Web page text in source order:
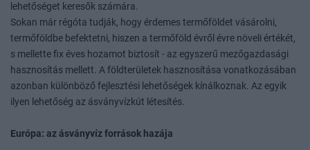
lehetőséget keresők számára.
Sokan már régóta tudják, hogy érdemes termőföldet vásárolni,
termőföldbe befektetni, hiszen a termőföld évről évre növeli értékét,
s mellette fix éves hozamot biztosít - az egyszerű mezőgazdasági
hasznosítás mellett. A földterületek hasznosítása vonatkozásában
azonban különböző fejlesztési lehetőségek kínálkoznak. Az egyik
ilyen lehetőség az ásványvízkút létesítés.
Európa: az ásványvíz források hazája